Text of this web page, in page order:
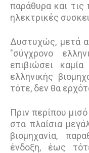
παράθυρα και τις
ηλεκτρικές
Δυστυχώς, μετά
"σύγχρονο
επιβιώσει
ελληνικής
τότε, δεν θα
Πριν περίπου
στα πλαίσια
βιομηχανία,
ένδοξη, έως